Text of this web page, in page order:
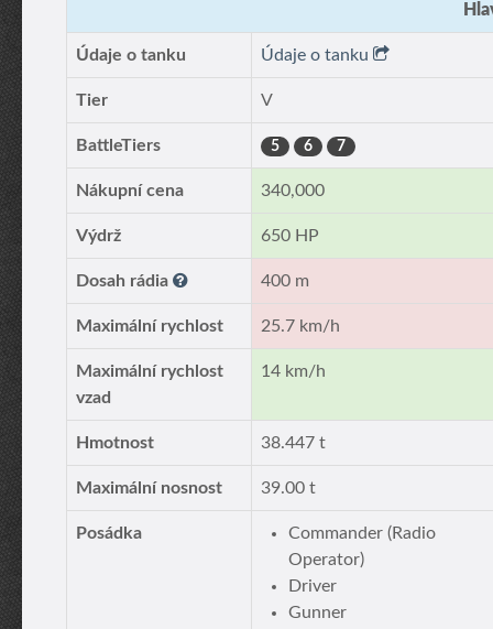
Údaje o tanku Údaje o tanku
Tier V
BattleTiers 5 6 7
Nákupní cena 340,000
Výdrž 650 HP
Dosah rádia 400 m
Maximální rychlost 25.7 km/h
Maximální rychlost
vzad
14 km/h
Hmotnost 38.447 t
Maximální nosnost 39.00 t
Posádka
Commander (Radio
Operator)
Driver
Gunner